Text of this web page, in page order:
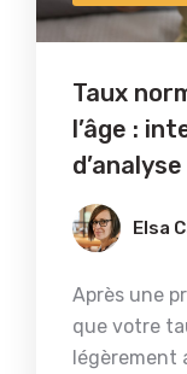
Taux
l’âge :
d’analyse
Elsa
Après une
que votre
légèrement